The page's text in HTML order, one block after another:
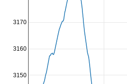
3150
3160
3170